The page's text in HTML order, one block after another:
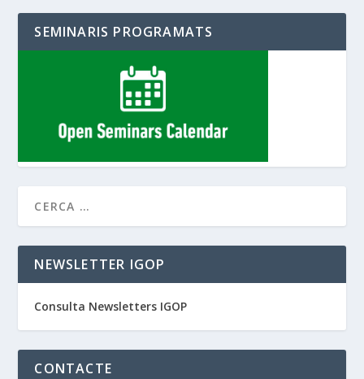
SEMINARIS PROGRAMATS
NEWSLETTER IGOP
Consulta Newsletters IGOP
CONTACTE